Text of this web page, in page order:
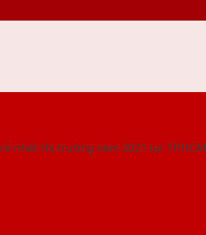
nhất thị trường năm 2021 tại TP.HCM